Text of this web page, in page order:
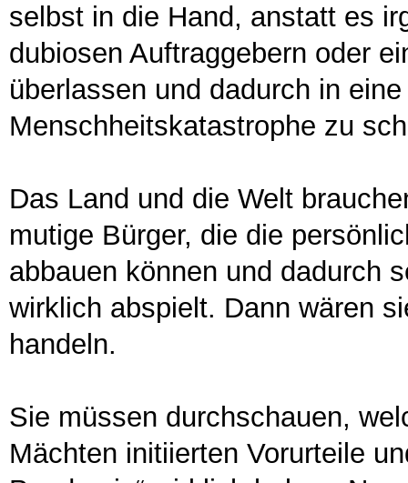
selbst in die Hand, anstatt es
dubiosen Auftraggebern oder
überlassen und dadurch in
Menschheitskatastrophe zu
Das Land und die Welt
mutige Bürger, die die
abbauen können und dadurch
wirklich abspielt. Dann wären
handeln.
Sie müssen durchschauen,
Mächten initiierten Vorurteile